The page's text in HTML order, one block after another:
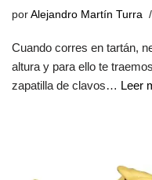
por Alejandro Martín Turra
Cuando corres en tartán,
altura y para ello te
zapatilla de clavos… Leer